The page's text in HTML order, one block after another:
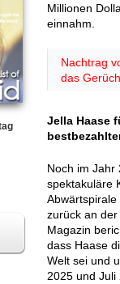
Millionen
einnahm.
Nachtrag
das
Jella Haase
Noch im Jahr
spektakuläre
zurück an der
Magazin
dass Haase
Welt sei und
2025 und